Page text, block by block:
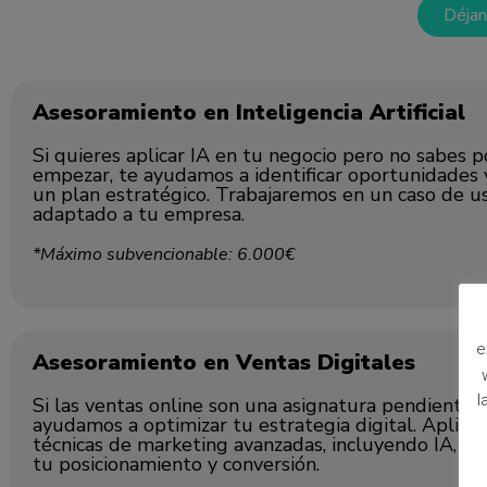
Asesoramiento en Inteligencia Artificial
Si quieres aplicar IA en tu negocio pero no sabes
empezar, te ayudamos a identificar oportunidades
un plan estratégico. Trabajaremos en un caso de
adaptado a tu empresa.
*Máximo subvencionable: 6.000€
Asesoramiento en Ventas Digitales
Si las ventas online son una asignatura pendiente,
ayudamos a optimizar tu estrategia digital.
técnicas de marketing avanzadas, incluyendo IA,
tu posicionamiento y conversión.